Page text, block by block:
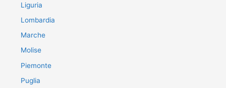
Liguria
Lombardia
Marche
Molise
Piemonte
Puglia